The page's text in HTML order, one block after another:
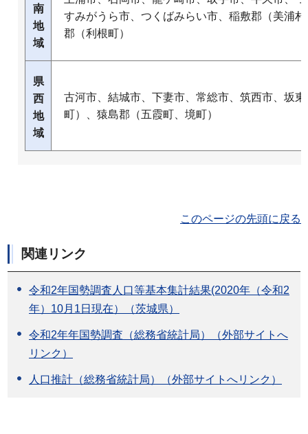
南
地
域
すみがうら市、つくばみらい市、稲敷郡（美浦
郡（利根町）
県
西
地
域
古河市、結城市、下妻市、常総市、筑西市、坂
町）、猿島郡（五霞町、境町）
このページの先頭に戻る
関連リンク
令和2年国勢調査人口等基本集計結果(2020年（令和2
年）10月1日現在）（茨城県）
令和2年年国勢調査（総務省統計局）（外部サイトへ
リンク）
人口推計（総務省統計局）（外部サイトへリンク）